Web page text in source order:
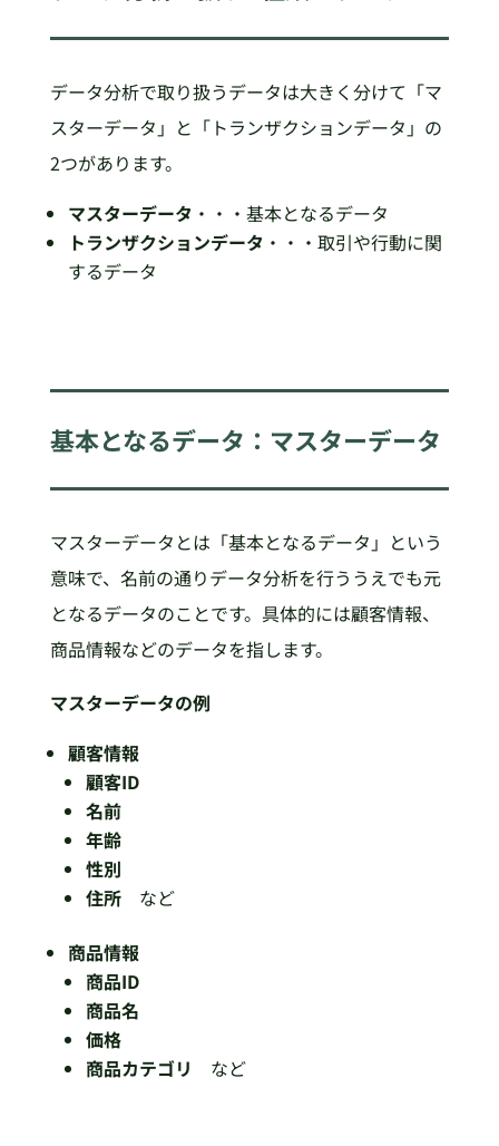
データ分析で取り扱うデータは大きく分けて「マ
スターデータ」と「トランザクションデータ」の
2つがあります。
マスターデータ ・・・基本となるデータ
トランザクションデータ ・・・取引や行動に関
するデータ
基本となるデータ：マスターデータ
マスターデータとは「基本となるデータ」という
意味で、名前の通りデータ分析を行ううえでも元
となるデータのことです。具体的には顧客情報、
商品情報などのデータを指します。
マスターデータの例
顧客情報
顧客ID
名前
年齢
性別
住所 など
商品情報
商品ID
商品名
価格
商品カテゴリ など